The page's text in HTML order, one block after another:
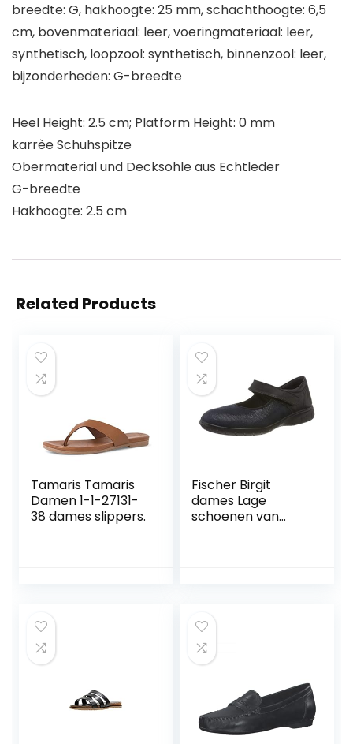
breedte: G, hakhoogte: 25 mm, schachthoogte: 6,5
cm, bovenmateriaal: leer, voeringmateriaal: leer,
synthetisch, loopzool: synthetisch, binnenzool: leer,
bijzonderheden: G-breedte
Heel Height: 2.5 cm; Platform Height: 0 mm
karrèe Schuhspitze
Obermaterial und Decksohle aus Echtleder
G-breedte
Hakhoogte: 2.5 cm
Related Products
Tamaris Tamaris
Damen 1-1-27131-
38 dames slippers.
Fischer Birgit
dames Lage
schoenen van